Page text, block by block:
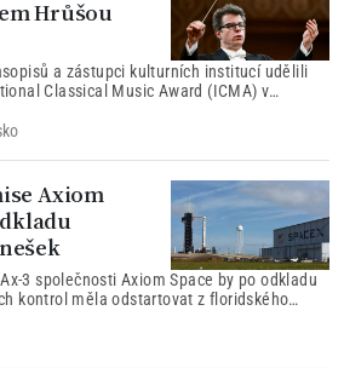
Hrůšou
a zástupci kulturních institucí udělili
Classical Music Award (ICMA) v
Axiom
3 společnosti Axiom Space by po odkladu
kontrol měla odstartovat z floridského